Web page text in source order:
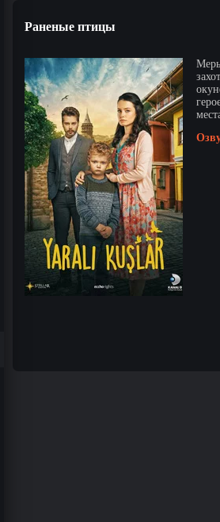
Раненые птицы